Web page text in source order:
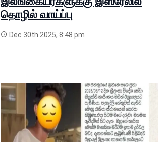
தொழில் வாய்ப்பு
Dec 30th 2025, 8:48 pm